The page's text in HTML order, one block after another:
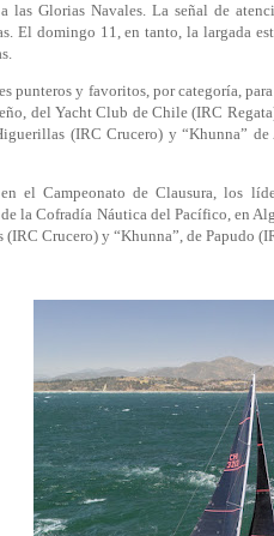
las Glorias Navales. La señal de
El domingo 11, en tanto, la largada
punteros y favoritos, por categoría,
del Yacht Club de Chile (IRC
(IRC Crucero) y “Khunna”
el Campeonato de Clausura, los
la Cofradía Náutica del Pacífico, en
Crucero) y “Khunna”, de Papudo